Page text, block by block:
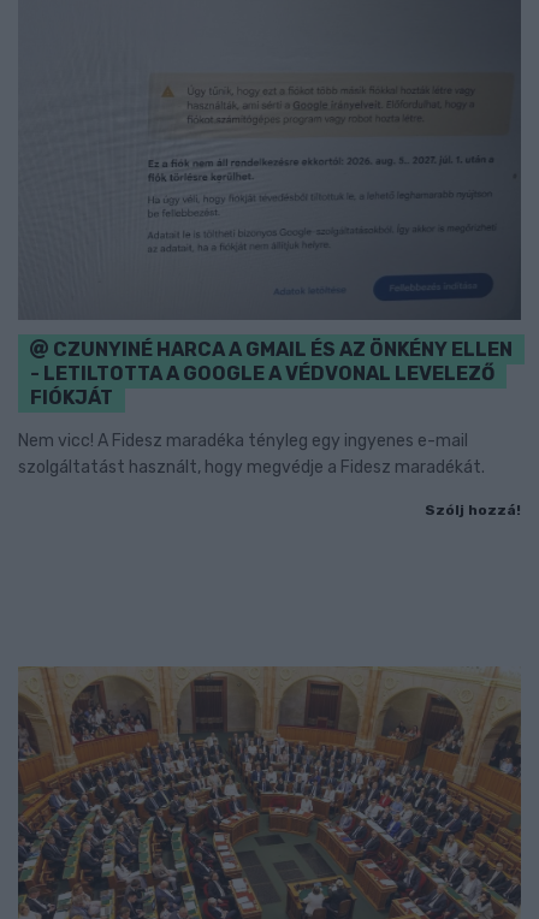
CZUNYINÉ HARCA A GMAIL ÉS AZ ÖNKÉNY ELLEN
- LETILTOTTA A GOOGLE A VÉDVONAL LEVELEZŐ
FIÓKJÁT
Nem vicc! A Fidesz maradéka tényleg egy ingyenes e-mail
szolgáltatást használt, hogy megvédje a Fidesz maradékát.
Szólj hozzá!